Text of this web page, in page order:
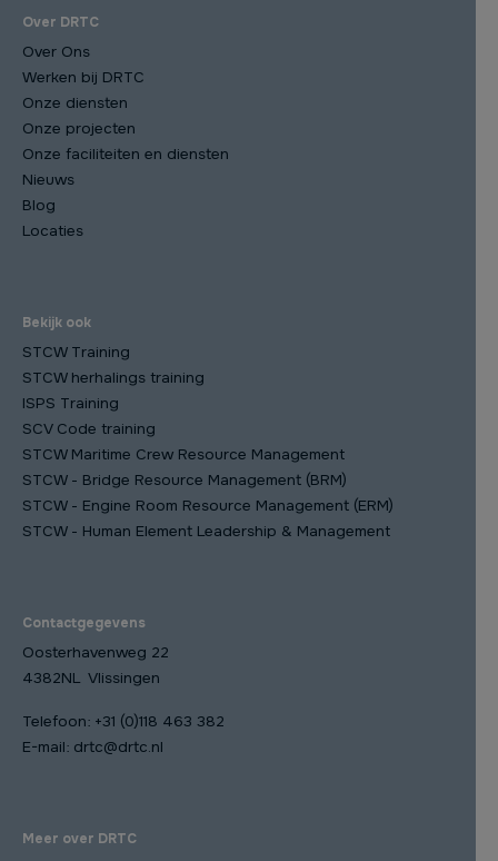
Over DRTC
Over Ons
Werken bij DRTC
Onze diensten
Onze projecten
Onze faciliteiten en diensten
Nieuws
Blog
Locaties
Bekijk ook
STCW Training
STCW herhalings training
ISPS Training
SCV Code training
STCW Maritime Crew Resource Management
STCW - Bridge Resource Management (BRM)
STCW - Engine Room Resource Management (ERM)
STCW - Human Element Leadership & Management
Contactgegevens
Oosterhavenweg 22
4382NL Vlissingen
Telefoon: +31 (0)118 463 382
E-mail: drtc@drtc.nl
Meer over DRTC